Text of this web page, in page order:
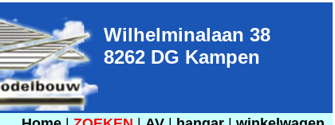
Wilhelminalaan 38
8262 DG Kampen